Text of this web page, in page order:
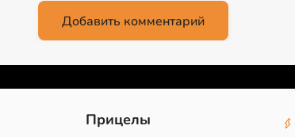
Прицелы